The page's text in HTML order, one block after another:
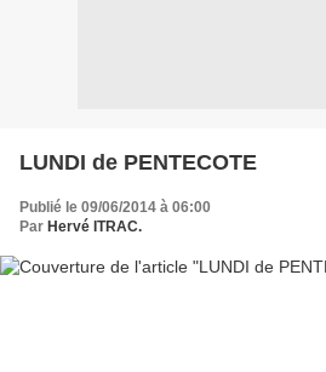
LUNDI de PENTECOTE
Publié le 09/06/2014 à 06:00
Par Hervé ITRAC.